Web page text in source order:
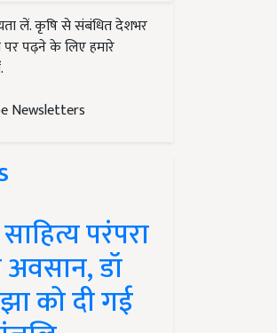
लें. कृषि से संबंधित देशभर
पढ़ने के लिए हमारे
Newsletters
परंपरा
डॉ
को दी गई